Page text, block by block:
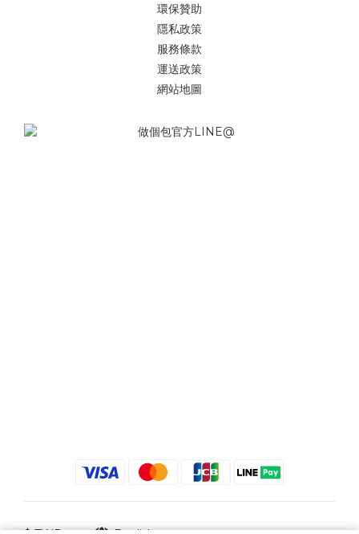
環保贊助
隱私政策
服務條款
運送政策
網站地圖